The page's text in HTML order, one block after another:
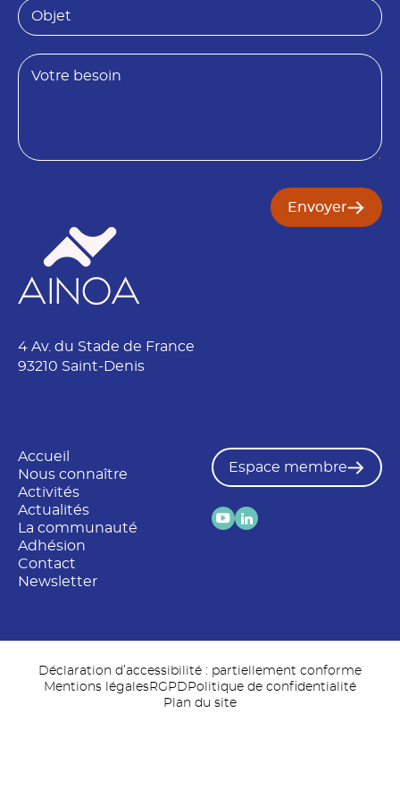
é
t
O
b
t*
i
B
e
n
Envoyer
4 Av. du Stade de France
93210 Saint-Denis
Accueil
Nous connaître
Activités
Actualités
La communauté
Adhésion
Contact
Newsletter
Espace membre
Déclaration d’accessibilité : partiellement conforme
Mentions légalesRGPD Politique de confidentialité
Plan du site